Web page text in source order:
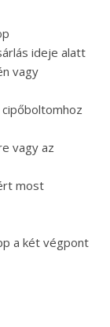
ideje alatt
vagy
vagy az
most
a két végpont